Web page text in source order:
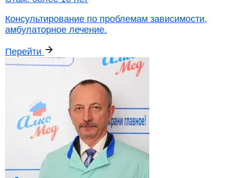
Консультирование по проблемам зависимости,
амбулаторное лечение.
Перейти